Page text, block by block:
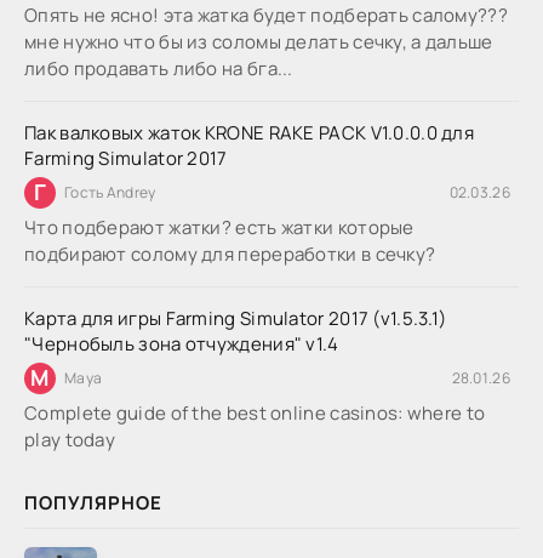
Опять не ясно! эта жатка будет подберать салому???
мне нужно что бы из соломы делать сечку, а дальше
либо продавать либо на бга...
Пак валковых жаток KRONE RAKE PACK V1.0.0.0 для
Farming Simulator 2017
Г Гость Andrey 02.03.26
Что подберают жатки? есть жатки которые
подбирают солому для переработки в сечку?
Карта для игры Farming Simulator 2017 (v1.5.3.1)
"Чернобыль зона отчуждения" v1.4
M Maya 28.01.26
Complete guide of the best online casinos: where to
play today
ПОПУЛЯРНОЕ